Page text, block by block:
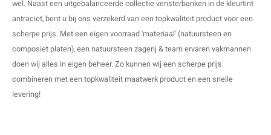
wel. Naast een uitgebalanceerde collectie vensterbanken in de kleurtint
antraciet, bent u bij ons verzekerd van een topkwaliteit product voor een
scherpe prijs. Met een eigen voorraad 'materiaal' (natuursteen en
composiet platen), een natuursteen zagerij & team ervaren vakmannen
doen wij alles in eigen beheer. Zo kunnen wij een scherpe prijs
combineren met een topkwaliteit maatwerk product en een snelle
levering!